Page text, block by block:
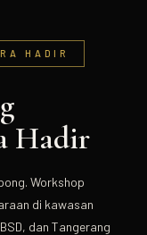
HADIR
Hadir
Workshop
di kawasan
dan Tangerang